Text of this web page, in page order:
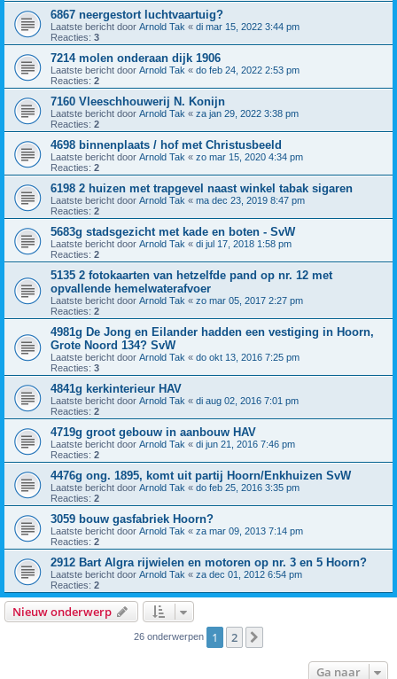
6867 neergestort luchtvaartuig?
Laatste bericht door Arnold Tak « di mar 15, 2022 3:44 pm
Reacties: 3
7214 molen onderaan dijk 1906
Laatste bericht door Arnold Tak « do feb 24, 2022 2:53 pm
Reacties: 2
7160 Vleeschhouwerij N. Konijn
Laatste bericht door Arnold Tak « za jan 29, 2022 3:38 pm
Reacties: 2
4698 binnenplaats / hof met Christusbeeld
Laatste bericht door Arnold Tak « zo mar 15, 2020 4:34 pm
Reacties: 2
6198 2 huizen met trapgevel naast winkel tabak sigaren
Laatste bericht door Arnold Tak « ma dec 23, 2019 8:47 pm
Reacties: 2
5683g stadsgezicht met kade en boten - SvW
Laatste bericht door Arnold Tak « di jul 17, 2018 1:58 pm
Reacties: 2
5135 2 fotokaarten van hetzelfde pand op nr. 12 met
opvallende hemelwaterafvoer
Laatste bericht door Arnold Tak « zo mar 05, 2017 2:27 pm
Reacties: 2
4981g De Jong en Eilander hadden een vestiging in Hoorn,
Grote Noord 134? SvW
Laatste bericht door Arnold Tak « do okt 13, 2016 7:25 pm
Reacties: 3
4841g kerkinterieur HAV
Laatste bericht door Arnold Tak « di aug 02, 2016 7:01 pm
Reacties: 2
4719g groot gebouw in aanbouw HAV
Laatste bericht door Arnold Tak « di jun 21, 2016 7:46 pm
Reacties: 2
4476g ong. 1895, komt uit partij Hoorn/Enkhuizen SvW
Laatste bericht door Arnold Tak « do feb 25, 2016 3:35 pm
Reacties: 2
3059 bouw gasfabriek Hoorn?
Laatste bericht door Arnold Tak « za mar 09, 2013 7:14 pm
Reacties: 2
2912 Bart Algra rijwielen en motoren op nr. 3 en 5 Hoorn?
Laatste bericht door Arnold Tak « za dec 01, 2012 6:54 pm
Reacties: 2
Nieuw onderwerp
26 onderwerpen 1 2
Ga naar